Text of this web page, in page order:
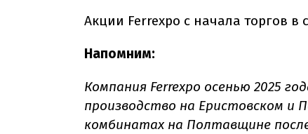
Акции Ferrexpo с начала торгов в
Напомним:
Компания Ferrexpo осенью 2025
производство на Еристовском и
комбинатах на Полтавщине